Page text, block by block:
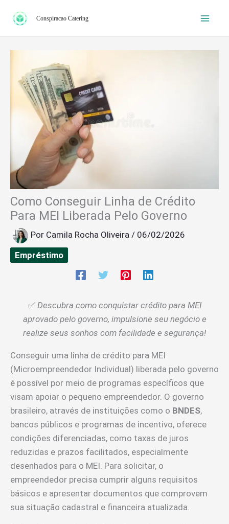
para
conteúdo
Conspiracao Catering
Como Conseguir Linha de Crédito
Para MEI Liberada Pelo Governo
Por Camila Rocha Oliveira / 06/02/2026
Empréstimo
✅ Descubra como conquistar crédito para MEI
aprovado pelo governo, impulsione seu negócio e
realize seus sonhos com facilidade e segurança!
Conseguir uma linha de crédito para MEI
(Microempreendedor Individual) liberada pelo governo
é possível por meio de programas específicos que
visam apoiar o pequeno empreendedor. O governo
brasileiro, através de instituições como o BNDES,
bancos públicos e programas de incentivo, oferece
condições diferenciadas, como taxas de juros
reduzidas e prazos facilitados, especialmente
desenhados para o MEI. Para solicitar, o
empreendedor precisa cumprir alguns requisitos
básicos e apresentar documentos que comprovem
sua situação cadastral e financeira atualizada.